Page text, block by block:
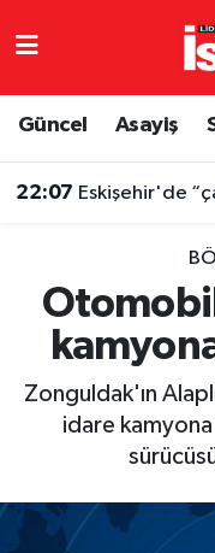
Güncel Asayiş
22:07 Eskişehir'de
Zonguldak'ın
idare
Eskişehirspor
Spor
Eğitim
Ekonomi
Sağlık
Eskişehir
TFF 3.Lig
Tüm Manşetler
Son Dakika
Haber Arşivi